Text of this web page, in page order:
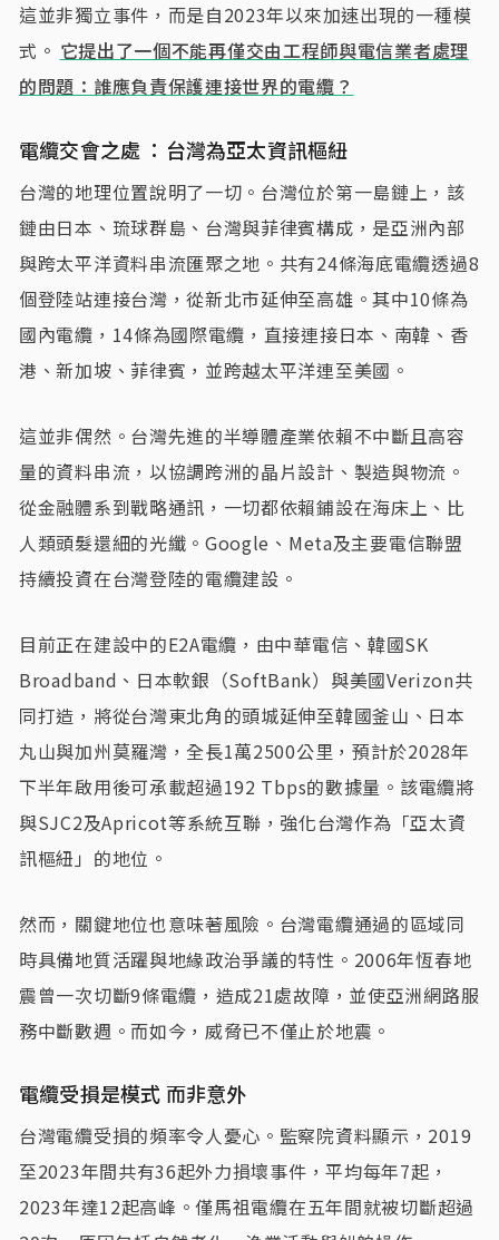
這並非獨立事件，而是自2023年以來加速出現的一種模
式。 它提出了一個不能再僅交由工程師與電信業者處理
的問題：誰應負責保護連接世界的電纜？
電纜交會之處 ：台灣為亞太資訊樞紐
台灣的地理位置說明了一切。台灣位於第一島鏈上，該
鏈由日本、琉球群島、台灣與菲律賓構成，是亞洲內部
與跨太平洋資料串流匯聚之地。共有24條海底電纜透過8
個登陸站連接台灣，從新北市延伸至高雄。其中10條為
國內電纜，14條為國際電纜，直接連接日本、南韓、香
港、新加坡、菲律賓，並跨越太平洋連至美國。
這並非偶然。台灣先進的半導體產業依賴不中斷且高容
量的資料串流，以協調跨洲的晶片設計、製造與物流。
從金融體系到戰略通訊，一切都依賴鋪設在海床上、比
人類頭髮還細的光纖。Google、Meta及主要電信聯盟
持續投資在台灣登陸的電纜建設。
目前正在建設中的E2A電纜，由中華電信、韓國SK
Broadband、日本軟銀（SoftBank）與美國Verizon共
同打造，將從台灣東北角的頭城延伸至韓國釜山、日本
丸山與加州莫羅灣，全長1萬2500公里，預計於2028年
下半年啟用後可承載超過192 Tbps的數據量。該電纜將
與SJC2及Apricot等系統互聯，強化台灣作為「亞太資
訊樞紐」的地位。
然而，關鍵地位也意味著風險。台灣電纜通過的區域同
時具備地質活躍與地緣政治爭議的特性。2006年恆春地
震曾一次切斷9條電纜，造成21處故障，並使亞洲網路服
務中斷數週。而如今，威脅已不僅止於地震。
電纜受損是模式 而非意外
台灣電纜受損的頻率令人憂心。監察院資料顯示，2019
至2023年間共有36起外力損壞事件，平均每年7起，
2023年達12起高峰。僅馬祖電纜在五年間就被切斷超過